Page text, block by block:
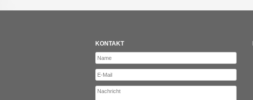
KONTAKT